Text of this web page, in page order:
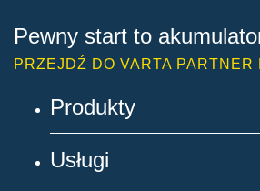
Pewny start to
PRZEJDŹ DO VARTA PARTNER
Produkty
Usługi